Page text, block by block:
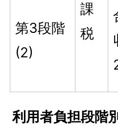
課
税
第3段階
(2)
利用者負担段階